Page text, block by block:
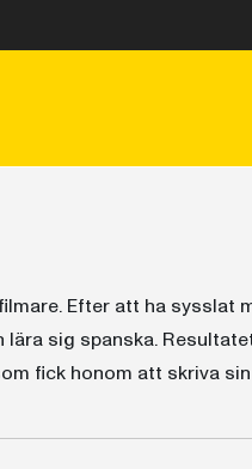
Efter att ha sysslat
sig spanska.
fick honom att skriva